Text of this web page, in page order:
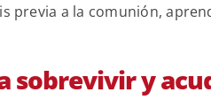
previa a la comunión,
sobrevivir y